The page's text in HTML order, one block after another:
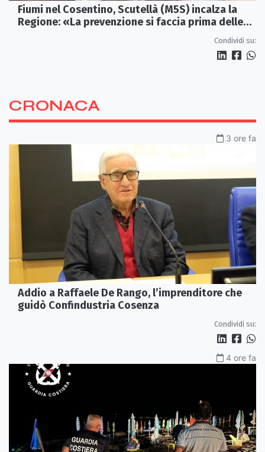
Fiumi nel Cosentino, Scutellà (M5S) incalza la
Regione: «La prevenzione si faccia prima delle
Condividi su:
CRONACA
3 ore fa
Addio a Raffaele De Rango, l’imprenditore che
guidò Confindustria Cosenza
Condividi su:
4 ore fa